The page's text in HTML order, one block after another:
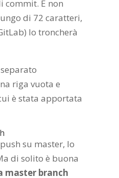
commit. E non
di 72 caratteri,
lo troncherà
riga vuota e
è stata apportata
su master, lo
di solito è buona
master branch